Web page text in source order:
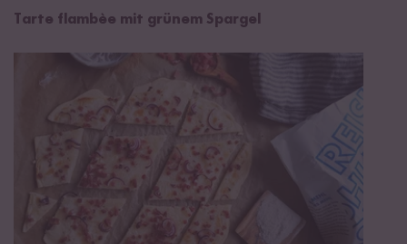
Tarte flambèe mit grünem Spargel